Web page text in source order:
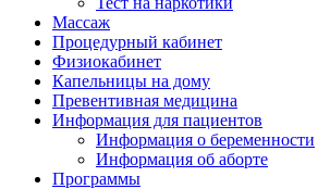
Массаж
Процедурный кабинет
Физиокабинет
Капельницы на дому
Превентивная медицина
Информация для пациентов
Информация о беременности
Информация об аборте
Программы